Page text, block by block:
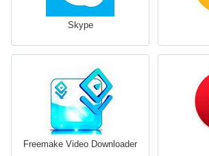
Skype
Freemake Video Downloader